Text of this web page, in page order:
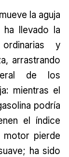
la aguja
llevado la
y
arrastrando
de los
mientras el
podría
el índice
motor pierde
ha sido